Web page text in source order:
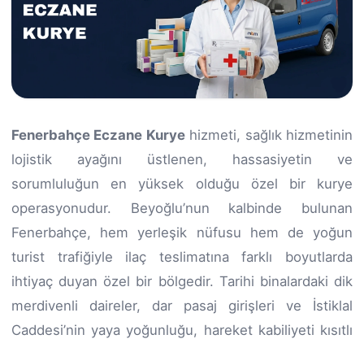
Fenerbahçe Eczane Kuryehizmeti, sağlık hizmetinin
lojistik ayağını üstlenen, hassasiyetin ve
sorumluluğun en yüksek olduğu özel bir kurye
operasyonudur. Beyoğlu’nun kalbinde bulunan
Fenerbahçe, hem yerleşik nüfusu hem de yoğun
turist trafiğiyle ilaç teslimatına farklı boyutlarda
ihtiyaç duyan özel bir bölgedir. Tarihi binalardaki dik
merdivenli daireler, dar pasaj girişleri ve İstiklal
Caddesi’nin yaya yoğunluğu, hareket kabiliyeti kısıtlı